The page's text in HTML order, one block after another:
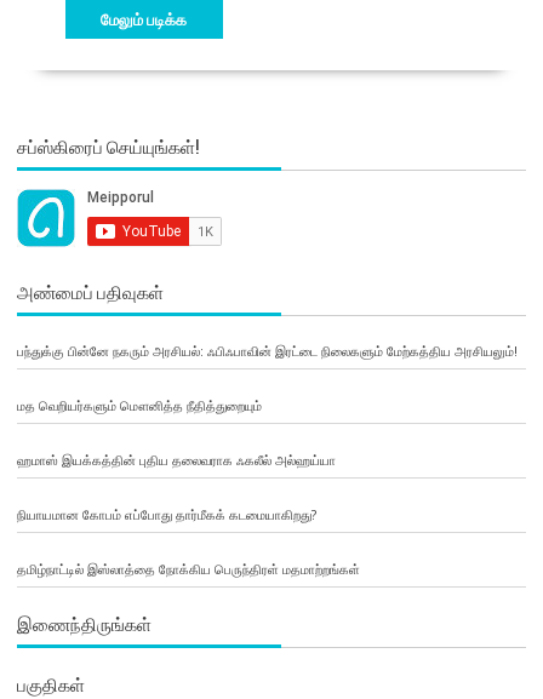
மேலும் படிக்க
சப்ஸ்கிரைப் செய்யுங்கள்!
அண்மைப் பதிவுகள்
பந்துக்கு பின்னே நகரும் அரசியல்: ஃபிஃபாவின் இரட்டை நிலைகளும் மேற்கத்திய அரசியலும்!
மத வெறியர்களும் மௌனித்த நீதித்துறையும்
ஹமாஸ் இயக்கத்தின் புதிய தலைவராக ஃகலீல் அல்ஹய்யா
நியாயமான கோபம் எப்போது தார்மீகக் கடமையாகிறது?
தமிழ்நாட்டில் இஸ்லாத்தை நோக்கிய பெருந்திரள் மதமாற்றங்கள்
இணைந்திருங்கள்
பகுதிகள்